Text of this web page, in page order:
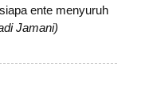
ente menyuruh
Jamani)